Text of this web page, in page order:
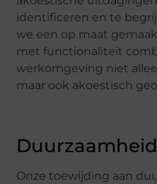
identificeren en te
we een op maat
met functionaliteit
werkomgeving niet
maar ook akoestisch
Onze toewijding aan